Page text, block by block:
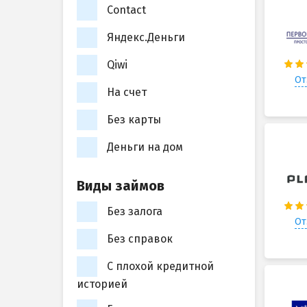
Contact
Яндекс.Деньги
Qiwi
На счет
Без карты
Деньги на дом
Виды займов
Без залога
Без справок
С плохой кредитной
историей